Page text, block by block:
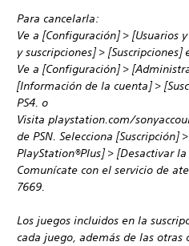
Para cancelarla:
Ve a [Configuración] > [Usuarios
y suscripciones] > [Suscripciones]
Ve a [Configuración] >
[Información de la cuenta] >
PS4. o
Visita playstation.com/
de PSN. Selecciona [Suscripción]
PlayStation®Plus] > [Desactivar
Comunícate con el servicio de
7669.
Los juegos incluidos en la
cada juego, además de las otras